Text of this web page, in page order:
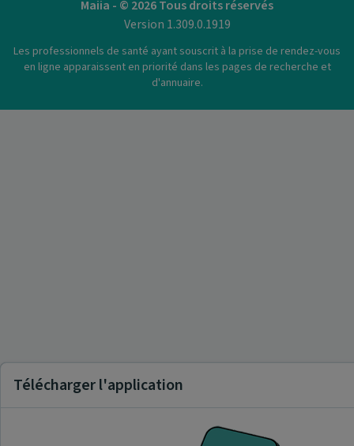
Maiia - © 2026 Tous droits réservés
Version 1.309.0.1919
Les professionnels de santé ayant souscrit à la prise de rendez-vous
en ligne apparaissent en priorité dans les pages de recherche et
d'annuaire.
Télécharger l'application